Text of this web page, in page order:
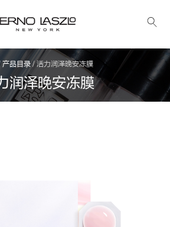
产品目录 /活力润泽晚安冻膜
润泽晚安冻膜